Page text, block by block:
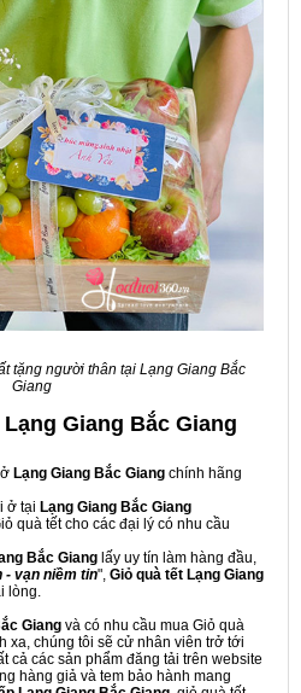
tặng người thân tại Lạng Giang Bắc
Giang
Giang Bắc Giang
Lạng Giang Bắc Giang chính hãng
ở tại Lạng Giang Bắc Giang
quà tết cho các đại lý có nhu cầu
Bắc Giang lấy uy tín làm hàng đầu,
- vạn niềm tin", Giỏ quà tết Lạng Giang
lòng.
Giang và có nhu cầu mua Giỏ quà
xa, chúng tôi sẽ cử nhân viên trở tới
cả các sản phẩm đăng tải trên website
hàng giả và tem bảo hành mang